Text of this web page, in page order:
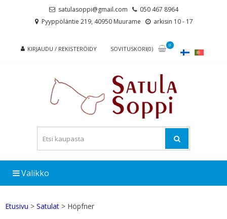
satulasoppi@gmail.com
050 467 8964
Pyyppöläntie 219, 40950 Muurame
arkisin 10 - 17
KIRJAUDU / REKISTERÖIDY SOVITUSKORI(0)
0
Valikko
Etusivu > Satulat > Höpfner